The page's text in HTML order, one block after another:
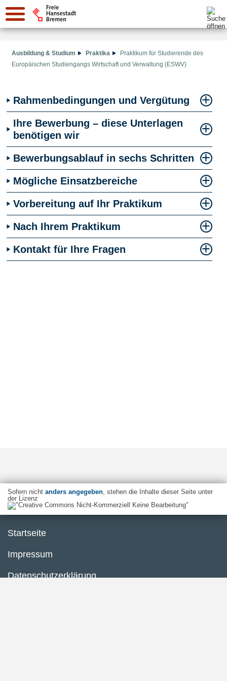
Suche:
Ausbildung & Studium Praktika
Praktikum für Studierende des
Europäischen Studiengangs Wirtschaft und Verwaltung (ESWV)
Rahmenbedingungen und Vergütung
Ihre Bewerbung – diese Unterlagen
benötigen wir
Bewerbungsablauf in sechs Schritten
Mögliche Einsatzbereiche
Vorbereitung auf Ihr Praktikum
Nach Ihrem Praktikum
Kontakt für Ihre Fragen
Sofern nicht anders angegeben, stehen die Inhalte dieser Seite unter
der Lizenz
Startseite
Impressum
Datenschutzerklärung